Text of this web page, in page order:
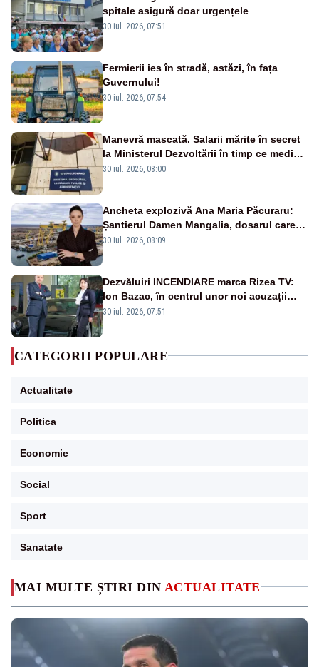
MAI MULTE ȘTIRI DIN ACTUALITATE
spitale asigură doar urgențele
30 iul. 2026, 07:51
Fermierii ies în stradă, astăzi, în fața
Guvernului!
30 iul. 2026, 07:54
Manevră mascată. Salarii mărite în secret
la Ministerul Dezvoltării în timp ce medicii
ies în stradă
30 iul. 2026, 08:00
Ancheta explozivă Ana Maria Păcuraru:
Șantierul Damen Mangalia, dosarul care
scufundă apărarea României
30 iul. 2026, 08:09
Dezvăluiri INCENDIARE marca Rizea TV:
Ion Bazac, în centrul unor noi acuzații
publice
30 iul. 2026, 07:51
CATEGORII POPULARE
Actualitate
Politica
Economie
Social
Sport
Sanatate